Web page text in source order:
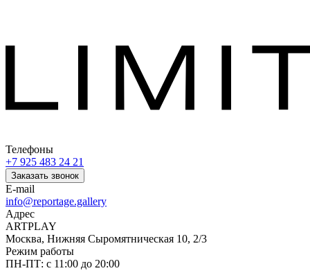
Телефоны
+7 925 483 24 21
Заказать звонок
E-mail
info@reportage.gallery
Адрес
ARTPLAY
Москва, Нижняя Сыромятническая 10, 2/3
Режим работы
ПН-ПТ: с 11:00 до 20:00